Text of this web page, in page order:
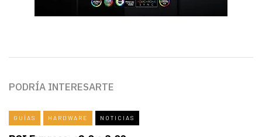
PODRÍA INTERESARTE
GUÍAS HARDWARE NOTICIAS